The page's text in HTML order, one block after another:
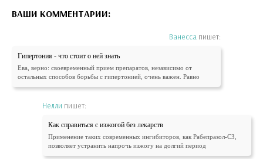
ВАШИ КОММЕНТАРИИ:
Ванесса пишет:
Гипертония - что стоит о ней знать
Ева, верно: своевременный прием препаратов, независимо от
остальных способов борьбы с гипертонией, очень важен. Равно
Нелли пишет:
Как справиться с изжогой без лекарств
Применение таких современных ингибиторов, как Рабепразол-СЗ,
позволяет устранить напрочь изжогу на долгий период